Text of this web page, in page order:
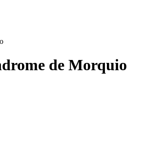
de Morquio